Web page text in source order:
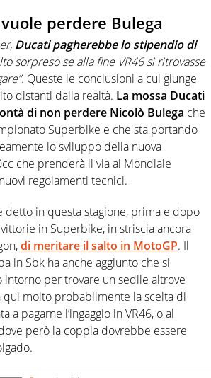
vuole perdere Bulega
Ducati pagherebbe lo stipendio di
sorpreso se alla fine VR46 si ritrovasse
Queste le conclusioni a cui giunge
distanti dalla realtà. La mossa Ducati
di non perdere Nicolò Bulega che
Superbike e che sta portando
lo sviluppo della nuova
che prenderà il via al Mondiale
regolamenti tecnici.
detto in questa stagione, prima e dopo
in Superbike, in striscia ancora
di meritare il salto in MotoGP. Il
in Sbk ha anche aggiunto che si
per trovare un sedile altrove
qui molto probabilmente la scelta di
a pagarne l’ingaggio in VR46, o al
però la coppia dovrebbe essere